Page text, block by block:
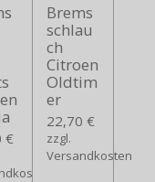
€
Brems
schlau
ch
Citroen
Oldtim
er
22,70 €
zzgl.
Versandkosten